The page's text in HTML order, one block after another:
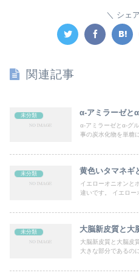
シェ
関連記事
未分類 α-アミラーゼと
α-アミラーゼとα-グ
事の炭水化物を単糖
未分類 黄色いタマネギ
イエローオニオンと
違いです。 イエロー
未分類 大脳新皮質と大
大脳新皮質と大脳皮
大きな部分であるの